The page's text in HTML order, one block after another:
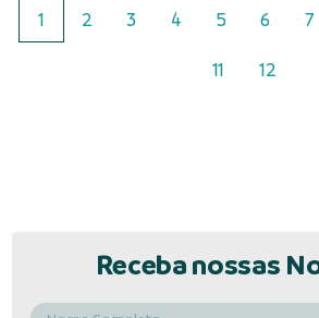
1 2 3 4 5 6 7
11 12
Receba nossas